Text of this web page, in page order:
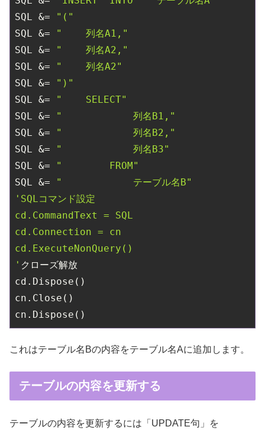
SQL &=
"("
SQL &=
"    列名A1,"
SQL &=
"    列名A2,"
SQL &=
"    列名A2"
SQL &=
")"
SQL &=
"    SELECT"
SQL &=
"            列名B1,"
SQL &=
"            列名B2,"
SQL &=
"            列名B3"
SQL &=
"        FROM"
SQL &=
"            テーブル名B"
'SQLコマンド設定
cd.CommandText = SQL
cd.Connection = cn
cd.ExecuteNonQuery()
' クローズ解放
cd.Dispose()
cn.Close()
これはテーブル名Bの内容をテーブル名Aに追加します。
テーブルの内容を更新する
テーブルの内容を更新するには「UPDATE句」を